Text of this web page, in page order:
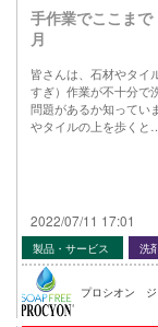
手作業でここま
月
皆さんは、石材やタイ
すぎ）作業が不十分で
問題があるか知ってい
やタイルの上を歩くと…
2022/07/11 17:01
製品・サービス 洗
プロシオン ジ